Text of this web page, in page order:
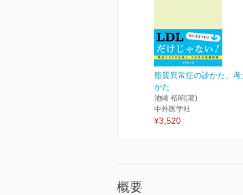
脂質異常症の診かた、考
かた
池崎 裕昭(著)
中外医学社
¥3,520
概要